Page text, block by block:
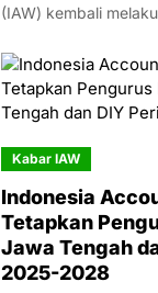
(IAW) kembali
Kabar IAW
Indonesia
Tetapkan
Jawa Tengah
2025-2028